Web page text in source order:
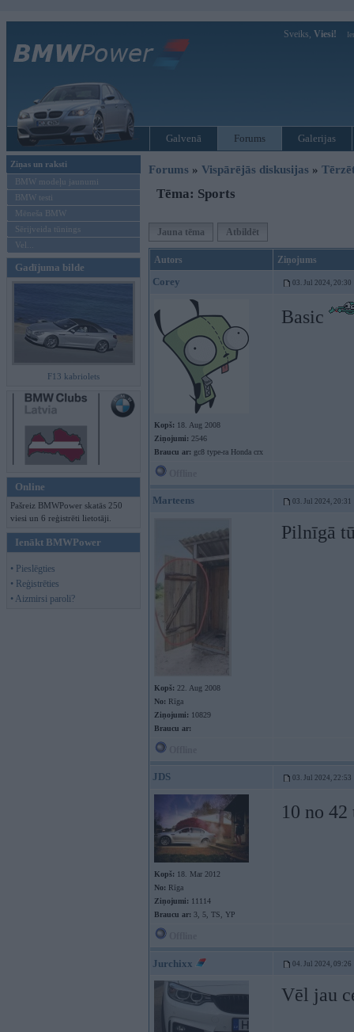
Sveiks, Viesi!
Galvenā Forums Galerijas
Ziņas un raksti
BMW modeļu jaunumi
BMW testi
Mēneša BMW
Sērijveida tūnings
Vel...
Gadījuma bilde
F13 kabriolets
Online
Pašreiz BMWPower skatās 250
viesi un 6 reģistrēti lietotāji.
Ienākt BMWPower
• Pieslēgties
• Reģistrēties
• Aizmirsi paroli?
Forums » Vispārējās diskusijas »
Tēma: Sports
Jauna tēma Atbildēt
Autors Ziņojums
Corey 03. Jul 2024, 20:30
Kopš: 18. Aug 2008
Ziņojumi: 2546
Braucu ar: gc8 type-ra Honda crx
Basic
Marteens 03. Jul 2024, 20:31
Kopš: 22. Aug 2008
No: Rīga
Ziņojumi: 10829
Braucu ar:
Pilnīgā
JDS 03. Jul 2024, 22:53
Kopš: 18. Mar 2012
No: Rīga
Ziņojumi: 11114
Braucu ar: 3, 5, TS, YP
10 no
Jurchixx 04. Jul 2024, 09:26
Vēl jau